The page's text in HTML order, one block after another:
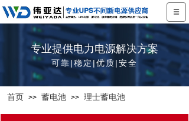
专业提供电力电源解决方案
可靠|稳定|优质|安全
首页 >> 蓄电池 >> 理士蓄电池